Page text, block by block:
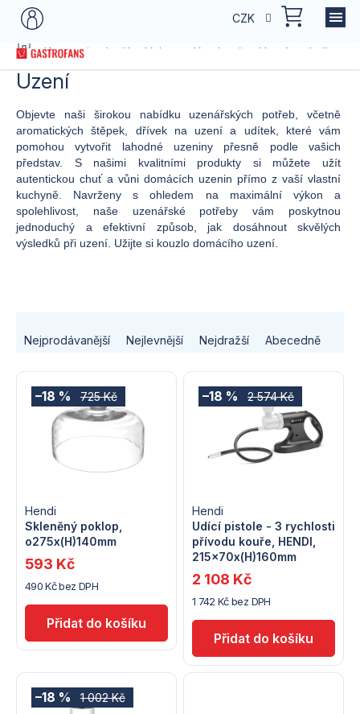
Přejít
CZK
Domů
Kategorie zboží Vybavení kuchyně Varná technika
Uzení
Objevte naši širokou nabídku uzenářských potřeb, včetně
aromatických štěpek, dřívek na uzení a udítek, které vám
pomohou vytvořit lahodné uzeniny přesně podle vašich
představ. S našimi kvalitními produkty si můžete užít
autentickou chuť a vůni domácích uzenin přímo z vaší vlastní
kuchyně. Navrženy s ohledem na maximální výkon a
spolehlivost, naše uzenářské potřeby vám poskytnou
jednoduchý a efektivní způsob, jak dosáhnout skvělých
výsledků při uzení. Užijte si kouzlo domácího uzení.
p
o
u
Nejprodávanější Nejlevnější Nejdražší Abecedně
V
s
p
o
d
u
725 Kč
–18 %
Skleněný poklop,
o275x(H)140mm
Hendi
490 Kč bez DPH
593 Kč
2 574 Kč
–18 %
Udící pistole - 3 rychlosti
přívodu kouře, HENDI,
215x70x(H)160mm
Hendi
1 742 Kč bez DPH
2 108 Kč
1 002 Kč
–18 %